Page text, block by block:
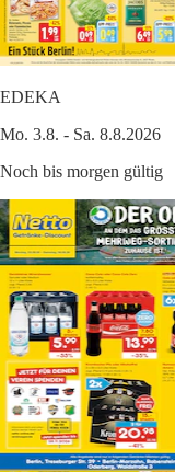
EDEKA
Mo. 3.8. - Sa. 8.8.2026
Noch bis morgen gültig